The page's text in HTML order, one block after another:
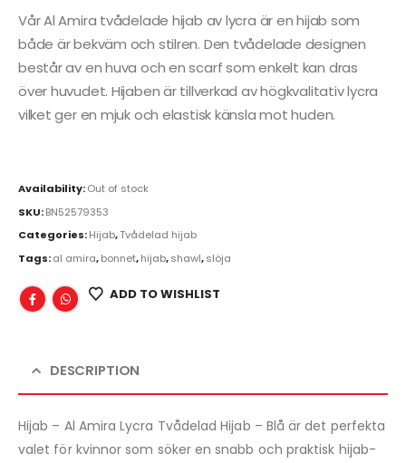
Vår Al Amira tvådelade hijab av lycra är en hijab som
både är bekväm och stilren. Den tvådelade designen
består av en huva och en scarf som enkelt kan dras
över huvudet. Hijaben är tillverkad av högkvalitativ lycra
vilket ger en mjuk och elastisk känsla mot huden.
Availability:Out of stock
SKU:BN52579353
Categories:Hijab,Tvådelad hijab
Tags:al amira,bonnet,hijab,shawl,slöja
ADD TO WISHLIST
DESCRIPTION
Hijab – Al Amira Lycra Tvådelad Hijab – Blå är det perfekta
valet för kvinnor som söker en snabb och praktisk hijab-